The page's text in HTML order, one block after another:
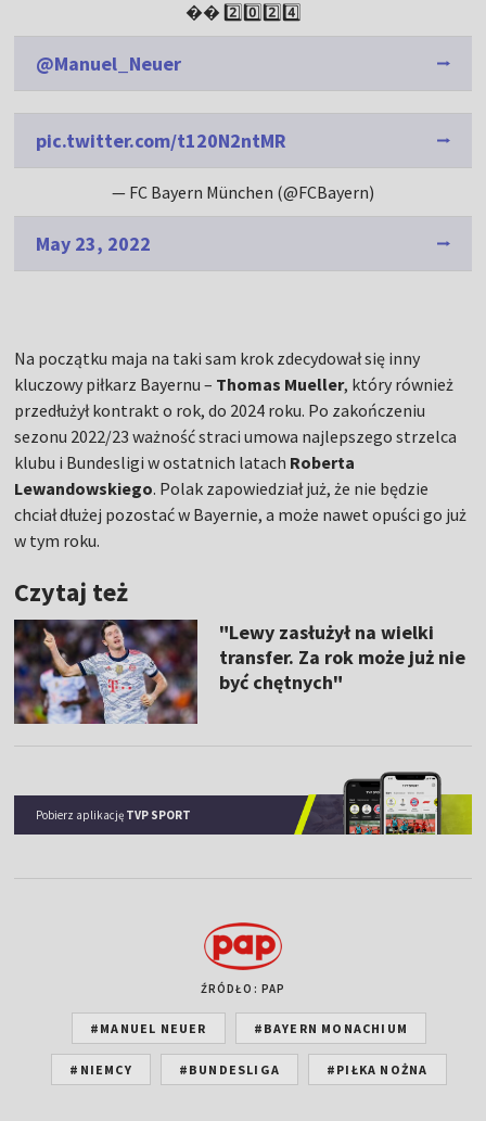
�� 2️⃣0️⃣2️⃣4️⃣
@Manuel_Neuer
pic.twitter.com/t120N2ntMR
— FC Bayern München (@FCBayern)
May 23, 2022
Na początku maja na taki sam krok zdecydował się inny
kluczowy piłkarz Bayernu – Thomas Mueller, który również
przedłużył kontrakt o rok, do 2024 roku. Po zakończeniu
sezonu 2022/23 ważność straci umowa najlepszego strzelca
klubu i Bundesligi w ostatnich latach Roberta
Lewandowskiego. Polak zapowiedział już, że nie będzie
chciał dłużej pozostać w Bayernie, a może nawet opuści go już
w tym roku.
Czytaj też
"Lewy zasłużył na wielki
transfer. Za rok może już nie
być chętnych"
Pobierz aplikację TVP SPORT
ŹRÓDŁO: PAP
#MANUEL NEUER #BAYERN MONACHIUM
#NIEMCY #BUNDESLIGA #PIŁKA NOŻNA